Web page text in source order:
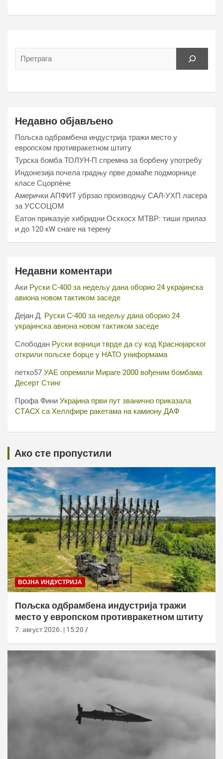
Недавно објављено
Пољска одбрамбена индустрија тражи место у
европском противракетном штиту
Турска бомба ТОЛУН-П спремна за борбену употребу
Индонезија почела градњу прве домаће подморнице
класе Сцорпèне
Амерички АПФИТ убрзао производњу САЛ-УХП ласера
за УССОЦОМ
Еатон приказује хибридни Осхкосх МТВР: тиши прилаз
и до 120 кW снаге на терену
Недавни коментари
Аки Руски С-400 за недељу дана оборио 24 украјинска
авиона новом тактиком заседе
Дејан Д. Руски С-400 за недељу дана оборио 24
украјинска авиона новом тактиком заседе
Слободан Руски војници тврде да су код Краснојарског
открили пољске борце у НАТО униформама
петко57 УАЕ опремили Мираге 2000 вођеним бомбама
Десерт Стинг
Профа Фини Украјина први пут званично приказала
СТАСХ са Хеллфире ракетама на камиону ДАФ
Ако сте пропустили
ВОЈНА ИНДУСТРИЈА
Пољска одбрамбена индустрија тражи
место у европском противракетном штиту
7. август 2026. | 15:20